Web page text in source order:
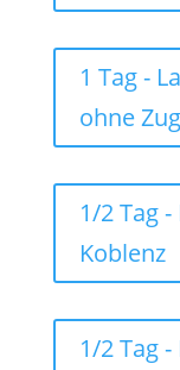
1 Tag -
ohne
1/2 Tag
Koblenz
1/2 Tag